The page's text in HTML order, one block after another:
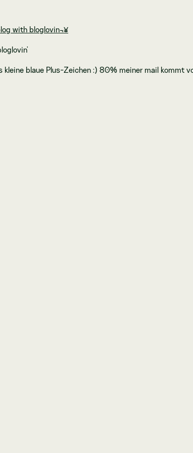
with bloglovin¬¥
kleine blaue Plus-Zeichen :) 80% meiner mail kommt